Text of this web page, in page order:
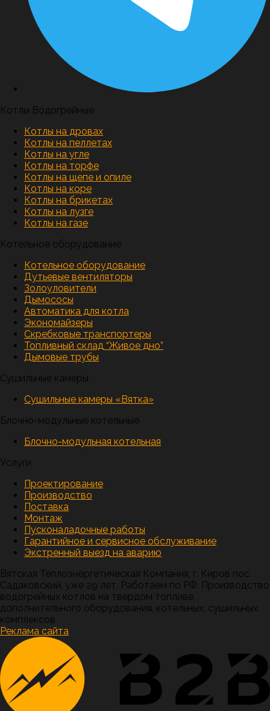
Котлы Водогрейные
Котлы на дровах
Котлы на пеллетах
Котлы на угле
Котлы на торфе
Котлы на щепе и опиле
Котлы на коре
Котлы на брикетах
Котлы на лузге
Котлы на газе
Котельное оборудование
Котельное оборудование
Дутьевые вентиляторы
Золоуловители
Дымососы
Автоматика для котла
Экономайзеры
Скребковые транспортеры
Топливный склад “Живое дно”
Дымовые трубы
Сушильные камеры
Сушильные камеры «Вятка»
Блочно-модульные котельные
Блочно-модульная котельная
Услуги
Проектирование
Производство
Поставка
Монтаж
Пусконаладочные работы
Гарантийное и сервисное обслуживание
Экстренный выезд на аварию
Вятская Теплоэнергетическая Компания, г. Киров пос.
Садаковский. уже 29 лет. Работаем по РФ. Производство
водогрейных котлов на твердом топливе,
дополнительного оборудования, котельных, сушильных
комплексов
Реклама сайта